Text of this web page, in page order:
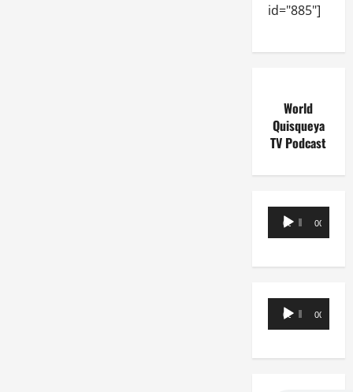
id="885"]
World
Quisqueya
TV Podcast
Reproductor
de
00:00 00:00
Reproductor
de
00:00 00:00